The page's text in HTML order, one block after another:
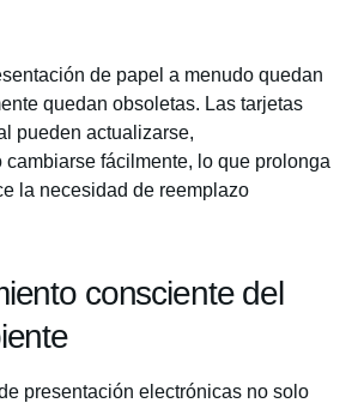
de papel a menudo quedan
quedan obsoletas. Las tarjetas
pueden actualizarse,
cambiarse fácilmente, lo que prolonga
la necesidad de reemplazo
consciente del
presentación electrónicas no solo